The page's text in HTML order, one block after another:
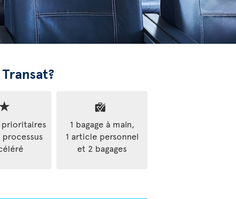
prioritaires
1 bagage à main,
1 article personnel
et 2 bagages